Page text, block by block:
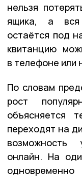
нельзя
ящика, а вся
остаётся под
квитанцию
в телефоне или
По словам
рост
объясняется
переходят на
возможность
онлайн. На